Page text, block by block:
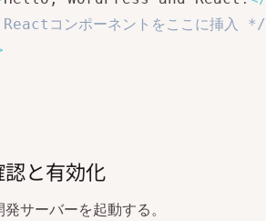
コンポーネントをここに挿入 */
と有効化
発サーバーを起動する。